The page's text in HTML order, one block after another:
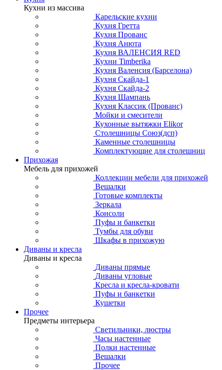
Кухни из массива
Карельские кухни
Кухня Гретта
Кухня Прованс
Кухня Анюта
Кухня ВАЛЕНСИЯ RED
Кухни Timberika
Кухня Валенсия (Барселона)
Кухня Скайда-1
Кухня Скайда-2
Кухня Шампань
Кухня Классик (Прованс)
Мойки и смесители
Кухонные вытяжки Elikor
Столешницы Союз(дсп)
Каменные столешницы
Комплектующие для столешниц
Прихожая
Мебель для прихожей
Коллекции мебели для прихожей
Вешалки
Готовые комплекты
Зеркала
Консоли
Пуфы и банкетки
Тумбы для обуви
Шкафы в прихожую
Диваны и кресла
Диваны и кресла
Диваны прямые
Диваны угловые
Кресла и кресла-кровати
Пуфы и банкетки
Кушетки
Прочее
Предметы интерьера
Светильники, люстры
Часы настенные
Полки настенные
Вешалки
Прочее